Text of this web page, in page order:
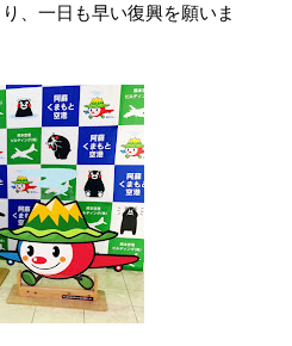
、一日も早い復興を願いま